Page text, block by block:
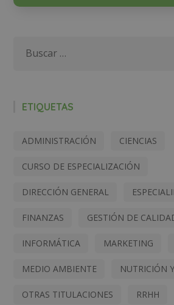
ETIQUETAS
ADMINISTRACIÓN CIENCIAS
CURSO DE ESPECIALIZACIÓN
DIRECCIÓN GENERAL
FINANZAS GESTIÓN DE
INFORMÁTICA MARKETING
MEDIO AMBIENTE NUTRICIÓN
OTRAS TITULACIONES RRHH